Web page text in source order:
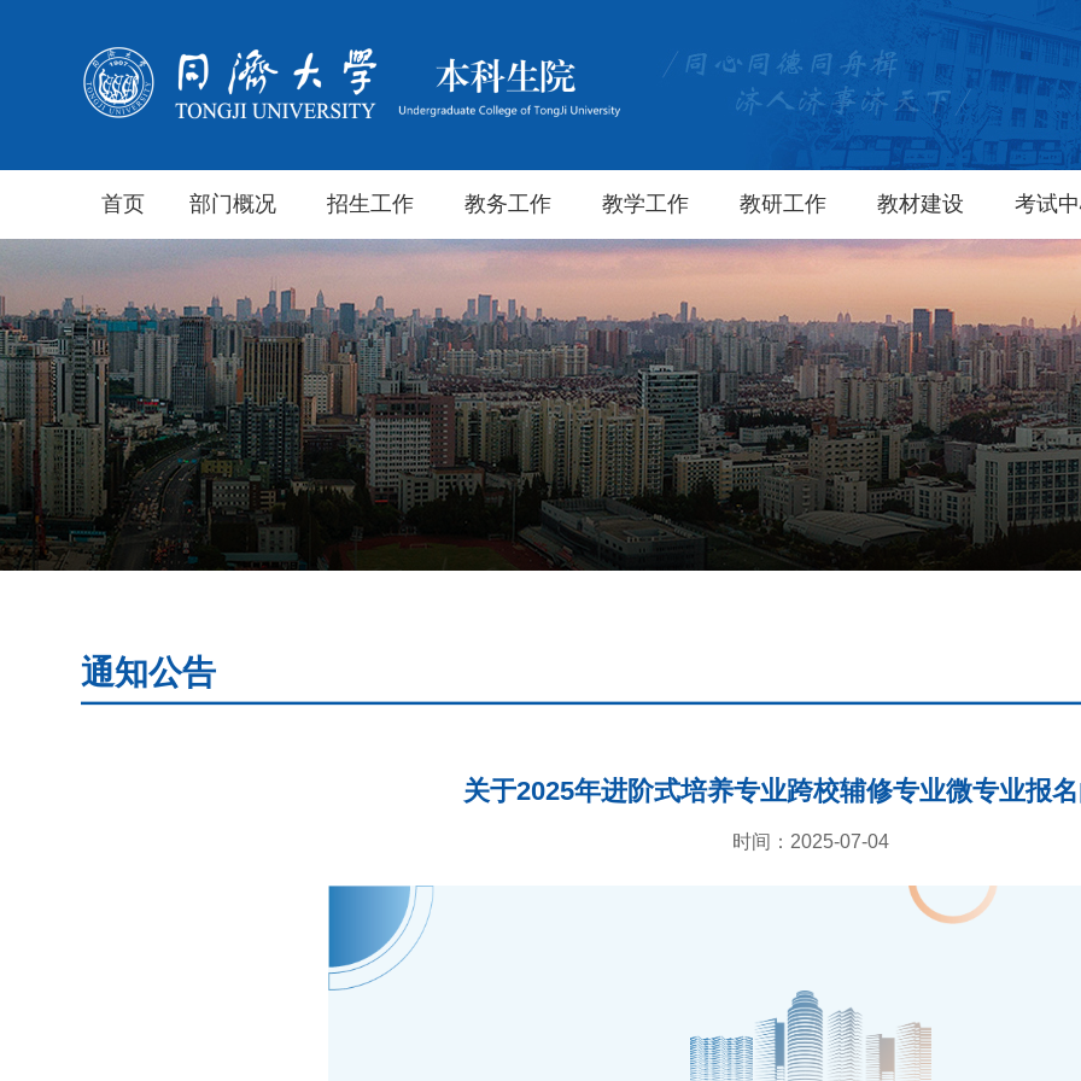
首页 部门概况 招生工作 教务工作 教学工作 教研工作 教材建设 考试
通知公告
关于2025年进阶式培养专业跨校辅修专业微专业报
时间：2025-07-04